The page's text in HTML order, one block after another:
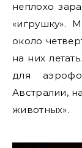
неплохо
«игрушку».
около
на них
для
Австралии,
животных».